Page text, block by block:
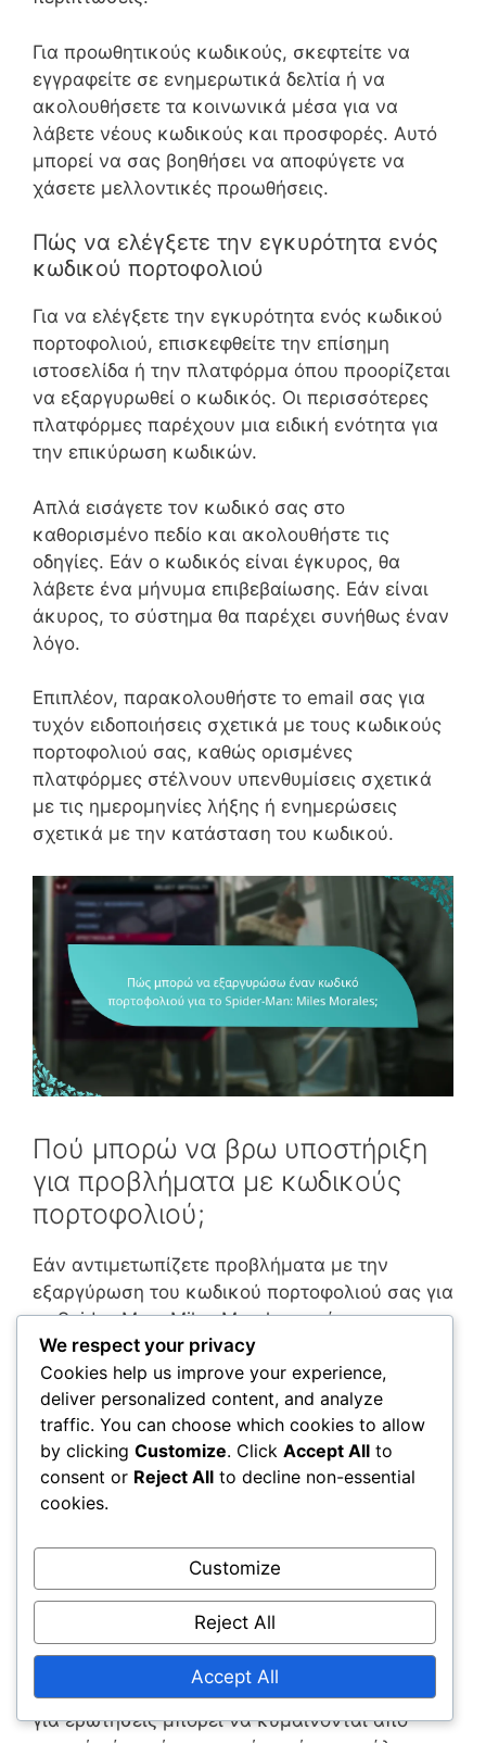
Για προωθητικούς κωδικούς, σκεφτείτε να
εγγραφείτε σε ενημερωτικά δελτία ή να
ακολουθήσετε τα κοινωνικά μέσα για να
λάβετε νέους κωδικούς και προσφορές. Αυτό
μπορεί να σας βοηθήσει να αποφύγετε να
χάσετε μελλοντικές προωθήσεις.
Πώς να ελέγξετε την εγκυρότητα ενός
κωδικού πορτοφολιού
Για να ελέγξετε την εγκυρότητα ενός κωδικού
πορτοφολιού, επισκεφθείτε την επίσημη
ιστοσελίδα ή την πλατφόρμα όπου προορίζεται
να εξαργυρωθεί ο κωδικός. Οι περισσότερες
πλατφόρμες παρέχουν μια ειδική ενότητα για
την επικύρωση κωδικών.
Απλά εισάγετε τον κωδικό σας στο
καθορισμένο πεδίο και ακολουθήστε τις
οδηγίες. Εάν ο κωδικός είναι έγκυρος, θα
λάβετε ένα μήνυμα επιβεβαίωσης. Εάν είναι
άκυρος, το σύστημα θα παρέχει συνήθως έναν
λόγο.
Επιπλέον, παρακολουθήστε το email σας για
τυχόν ειδοποιήσεις σχετικά με τους κωδικούς
πορτοφολιού σας, καθώς ορισμένες
πλατφόρμες στέλνουν υπενθυμίσεις σχετικά
με τις ημερομηνίες λήξης ή ενημερώσεις
σχετικά με την κατάσταση του κωδικού.
Πού μπορώ να βρω υποστήριξη
για προβλήματα με κωδικούς
πορτοφολιού;
Εάν αντιμετωπίζετε προβλήματα με την
εξαργύρωση του κωδικού πορτοφολιού σας για
το Spider-Man: Miles Morales, υπάρχουν
αρκετοί πόροι διαθέσιμοι για να σας
βοηθήσουν. Η επίσημη υποστήριξη πελατών
και τα φόρουμ της κοινότητας είναι εξαιρετικά
σημεία εκκίνησης για την επίλυση κοινών
προβλημάτων.
Επίσημοι πόροι υποστήριξης πελατών
Η επίσημη ιστοσελίδα υποστήριξης πελατών
είναι ο κύριος πόρος για την αντιμετώπιση
προβλημάτων με κωδικούς πορτοφολιού. Εδώ
μπορείτε να βρείτε συχνές ερωτήσεις, οδηγούς
επίλυσης προβλημάτων και άμεσες επιλογές
υποστήριξης. Συνήθως, οι χρόνοι απόκρισης
για ερωτήσεις μπορεί να κυμαίνονται από
We respect your privacy
Cookies help us improve your experience,
deliver personalized content, and analyze
traffic. You can choose which cookies to allow
by clicking Customize. Click Accept All to
consent or Reject All to decline non-essential
cookies.
Customize
Reject All
Accept All